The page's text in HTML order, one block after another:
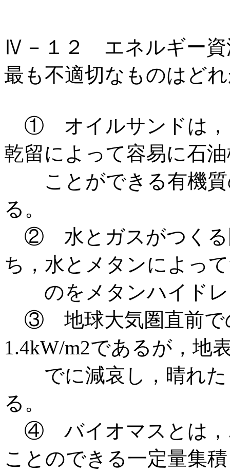
Ⅳ－１２ エネルギー資
最も不適切なものはど
① オイルサンドは，
乾留によって容易に石
ことができる有機質
る。
② 水とガスがつくる
ち，水とメタンによっ
のをメタンハイドレ
③ 地球大気圏直前で
1.4kW/m2であるが，地
でに減哀し，晴れた
る。
④ バイオマスとは，
ことのできる一定量集